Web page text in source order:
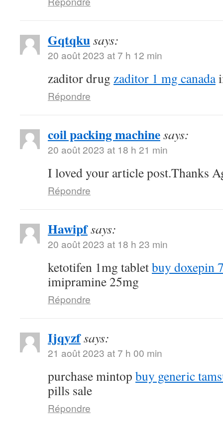
Gqtqkusays:
20 août 2023 at 7 h 12 min
zaditor drug zaditor 1 mg canada
Répondre
coil packing machinesays:
20 août 2023 at 18 h 21 min
I loved your article post.Thanks
Répondre
Hawipfsays:
20 août 2023 at 18 h 23 min
ketotifen 1mg tabletbuy doxepin
imipramine 25mg
Répondre
Ijqyzfsays:
21 août 2023 at 7 h 00 min
purchase mintop buy generic
pills sale
Répondre